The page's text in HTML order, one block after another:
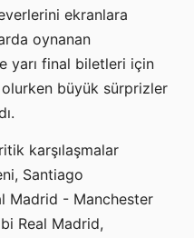
ekranlara
oynanan
yarı final biletleri için
olurken büyük sürprizler
karşılaşmalar
Santiago
Madrid - Manchester
Real Madrid,